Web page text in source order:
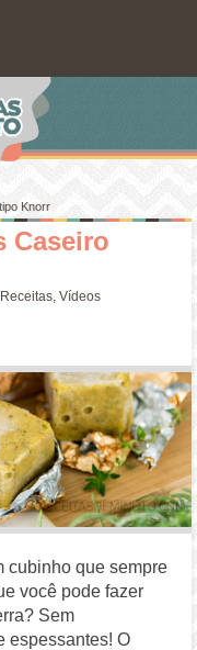
Knorr
Caseiro
Receitas,Vídeos
cubinho que sempre
você pode fazer
Sem
espessantes! O